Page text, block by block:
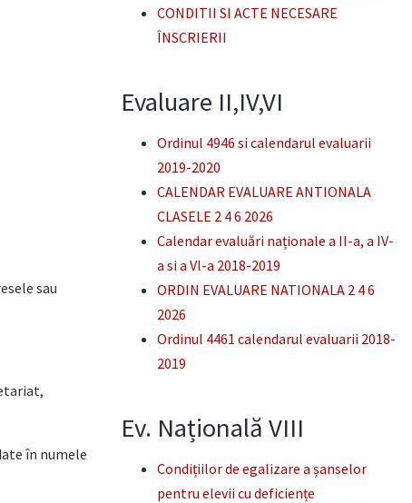
sau
în numele
CONDITII SI ACTE NECESARE
ÎNSCRIERII
Evaluare II,IV,VI
Ordinul 4946 si calendarul evaluarii
2019-2020
CALENDAR EVALUARE ANTIONALA
CLASELE 2 4 6 2026
Calendar evaluări naționale a II-a, a IV-
a si a Vl-a 2018-2019
ORDIN EVALUARE NATIONALA 2 4 6
2026
Ordinul 4461 calendarul evaluarii 2018-
2019
Ev. Națională VIII
Condițiilor de egalizare a șanselor
pentru elevii cu deficiențe